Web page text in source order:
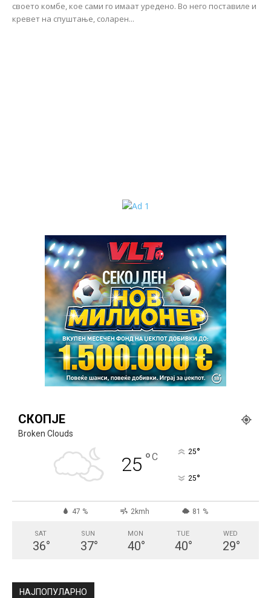
своето комбе, кое сами го имаат уредено. Во него поставиле и
кревет на спуштање, соларен...
СКОПЈЕ
Broken Clouds
25 °C 25°
25°
47 % 2kmh 81 %
SAT
36°
SUN
37°
MON
40°
TUE
40°
WED
29°
НАЈПОПУЛАРНО